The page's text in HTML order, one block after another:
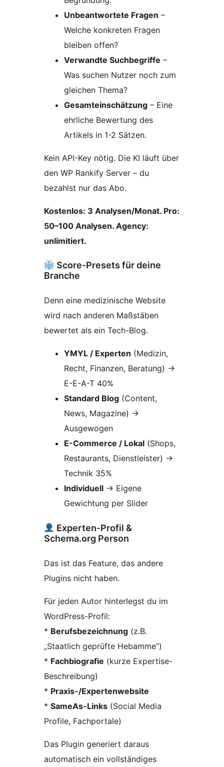
Unbeantwortete Fragen –
Welche konkreten Fragen
bleiben offen?
Verwandte Suchbegriffe –
Was suchen Nutzer noch zum
gleichen Thema?
Gesamteinschätzung – Eine
ehrliche Bewertung des
Artikels in 1-2 Sätzen.
Kein API-Key nötig. Die KI läuft über
den WP Rankify Server – du
bezahlst nur das Abo.
Kostenlos: 3 Analysen/Monat. Pro:
50–100 Analysen. Agency:
unlimitiert.
Score-Presets für deine
Branche
Denn eine medizinische Website
wird nach anderen Maßstäben
bewertet als ein Tech-Blog.
YMYL / Experten (Medizin,
Recht, Finanzen, Beratung) →
E-E-A-T 40%
Standard Blog (Content,
News, Magazine) →
Ausgewogen
E-Commerce / Lokal (Shops,
Restaurants, Dienstleister) →
Technik 35%
Individuell → Eigene
Gewichtung per Slider
Experten-Profil &
Schema.org Person
Das ist das Feature, das andere
Plugins nicht haben.
Für jeden Autor hinterlegst du im
WordPress-Profil:
* Berufsbezeichnung (z.B.
„Staatlich geprüfte Hebamme”)
* Fachbiografie (kurze Expertise-
Beschreibung)
* Praxis-/Expertenwebsite
* SameAs-Links (Social Media
Profile, Fachportale)
Das Plugin generiert daraus
automatisch ein vollständiges